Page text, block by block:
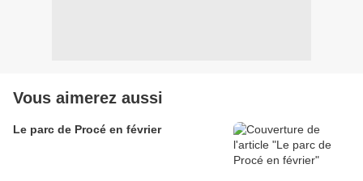
Vous aimerez aussi
Le parc de Procé en février